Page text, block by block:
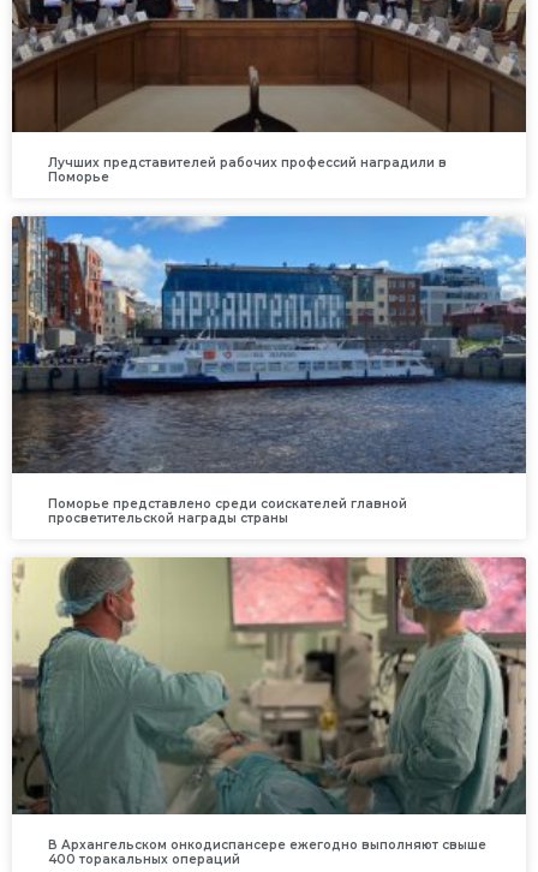
Лучших представителей рабочих профессий наградили в
Поморье
Поморье представлено среди соискателей главной
просветительской награды страны
В Архангельском онкодиспансере ежегодно выполняют свыше
400 торакальных операций